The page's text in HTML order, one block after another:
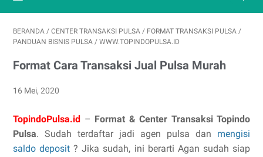
BERANDA / CENTER TRANSAKSI PULSA / FORMAT TRANSAKSI PULSA /
PANDUAN BISNIS PULSA / WWW.TOPINDOPULSA.ID
Format Cara Transaksi Jual Pulsa Murah
16 Mei, 2020
TopindoPulsa.id – Format & Center Transaksi Topindo
Pulsa. Sudah terdaftar jadi agen pulsa dan mengisi
saldo deposit ? Jika sudah, ini berarti Agan sudah siap